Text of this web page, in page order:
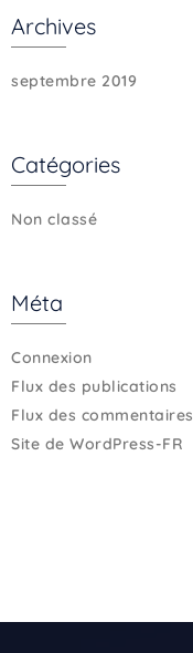
Archives
septembre 2019
Catégories
Non classé
Méta
Connexion
Flux des publications
Flux des commentaires
Site de WordPress-FR